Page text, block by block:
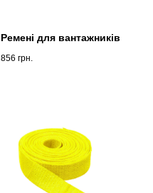
Ремені для вантажників
856 грн.